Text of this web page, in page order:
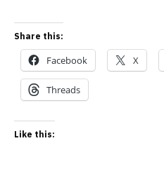
Share this:
Facebook X
Threads
Like this: